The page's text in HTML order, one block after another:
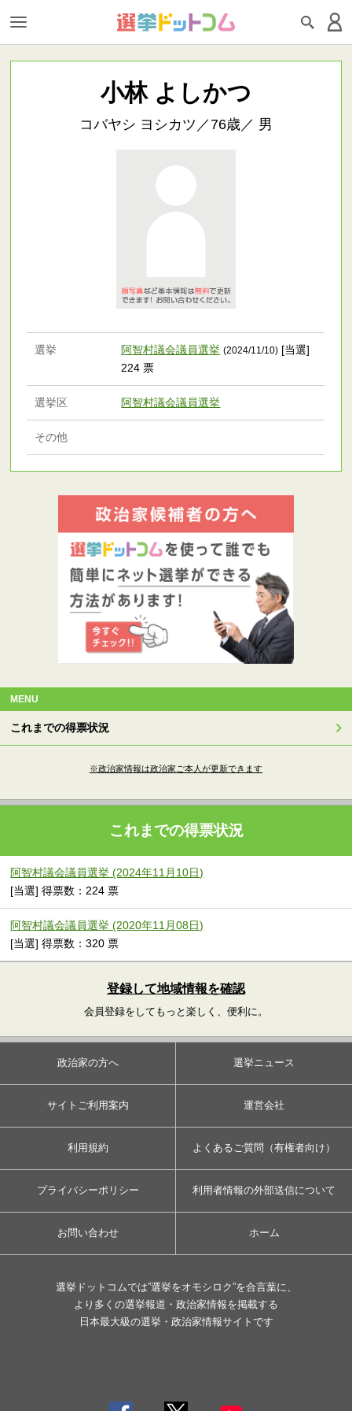
小林 よしかつ
コバヤシ ヨシカツ／76歳／ 男
選挙 阿智村議会議員選挙 (2024/11/10) [当選]
224 票
選挙区 阿智村議会議員選挙
その他
MENU
これまでの得票状況
※政治家情報は政治家ご本人が更新できます
これまでの得票状況
阿智村議会議員選挙 (2024年11月10日)
[当選] 得票数：224 票
阿智村議会議員選挙 (2020年11月08日)
[当選] 得票数：320 票
登録して地域情報を確認
会員登録をしてもっと楽しく、便利に。
政治家の方へ 選挙ニュース
サイトご利用案内 運営会社
利用規約 よくあるご質問（有権者向け）
プライバシーポリシー 利用者情報の外部送信について
お問い合わせ ホーム
選挙ドットコムでは”選挙をオモシロク”を合言葉に、
より多くの選挙報道・政治家情報を掲載する
日本最大級の選挙・政治家情報サイトです